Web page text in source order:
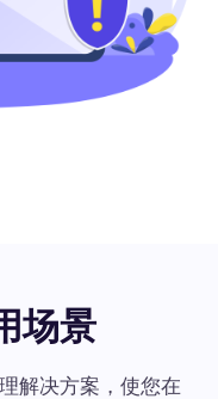
场景
解决方案，使您在